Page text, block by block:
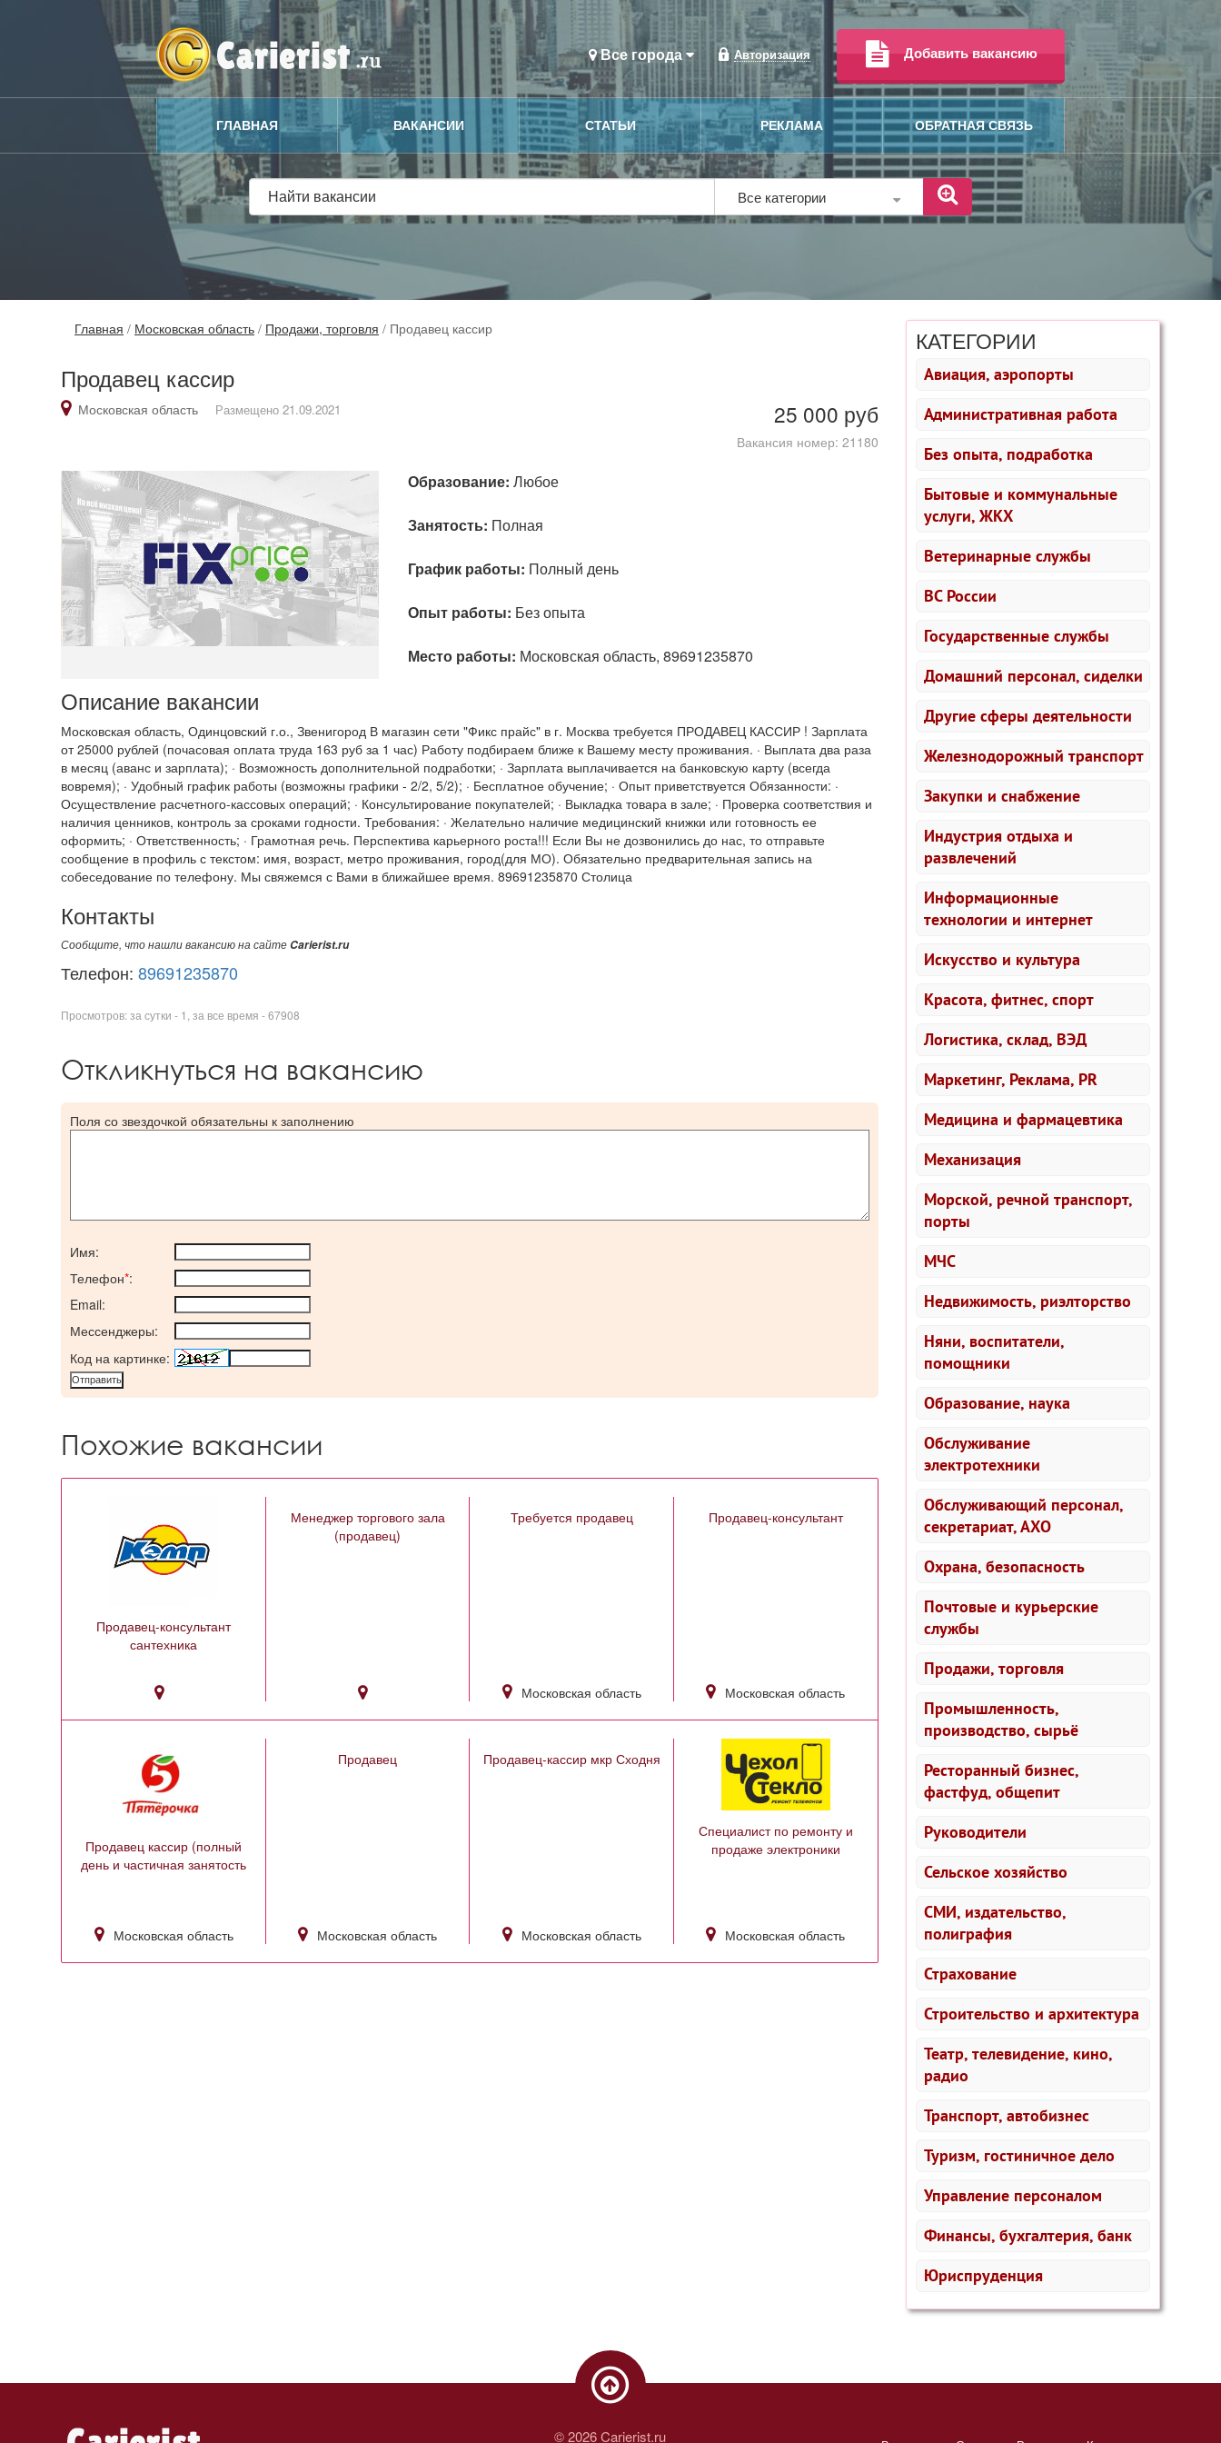
Все города Авторизация Добавить вакансию
ГЛАВНАЯ ВАКАНСИИ СТАТЬИ РЕКЛАМА ОБРАТНАЯ СВЯЗЬ
Все категории
КАТЕГОРИИ
Авиация, аэропорты
Административная работа
Без опыта, подработка
Бытовые и коммунальные
услуги, ЖКХ
Ветеринарные службы
ВС России
Государственные службы
Домашний персонал, сиделки
Другие сферы деятельности
Железнодорожный транспорт
Закупки и снабжение
Индустрия отдыха и
развлечений
Информационные
технологии и интернет
Искусство и культура
Красота, фитнес, спорт
Логистика, склад, ВЭД
Маркетинг, Реклама, PR
Медицина и фармацевтика
Механизация
Морской, речной транспорт,
порты
МЧС
Недвижимость, риэлторство
Няни, воспитатели,
помощники
Образование, наука
Обслуживание
электротехники
Обслуживающий персонал,
секретариат, АХО
Охрана, безопасность
Почтовые и курьерские
службы
Продажи, торговля
Промышленность,
производство, сырьё
Ресторанный бизнес,
фастфуд, общепит
Руководители
Сельское хозяйство
СМИ, издательство,
полиграфия
Страхование
Строительство и архитектура
Театр, телевидение, кино,
радио
Транспорт, автобизнес
Туризм, гостиничное дело
Управление персоналом
Финансы, бухгалтерия, банк
Юриспруденция
Главная / Московская область / Продажи, торговля / Продавец кассир
Продавец кассир
Московская область Размещено 21.09.2021 25 000 руб
Вакансия номер: 21180
Образование: Любое
Занятость: Полная
График работы: Полный день
Опыт работы: Без опыта
Место работы: Московская область, 89691235870
Описание вакансии
Московская область, Одинцовский г.о., Звенигород В магазин сети "Фикс прайс" в г. Москва требуется ПРОДАВЕЦ КАССИР ! Зарплата
от 25000 рублей (почасовая оплата труда 163 руб за 1 час) Работу подбираем ближе к Вашему месту проживания. · Выплата два раза
в месяц (аванс и зарплата); · Возможность дополнительной подработки; · Зарплата выплачивается на банковскую карту (всегда
вовремя); · Удобный график работы (возможны графики - 2/2, 5/2); · Бесплатное обучение; · Опыт приветствуется Обязанности: ·
Осуществление расчетного-кассовых операций; · Консультирование покупателей; · Выкладка товара в зале; · Проверка соответствия и
наличия ценников, контроль за сроками годности. Требования: · Желательно наличие медицинский книжки или готовность ее
оформить; · Ответственность; · Грамотная речь. Перспектива карьерного роста!!! Если Вы не дозвонились до нас, то отправьте
сообщение в профиль с текстом: имя, возраст, метро проживания, город(для МО). Обязательно предварительная запись на
собеседование по телефону. Мы свяжемся с Вами в ближайшее время. 89691235870 Столица
Контакты
Сообщите, что нашли вакансию на сайте Carierist.ru
Телефон: 89691235870
Просмотров: за сутки - 1, за все время - 67908
Откликнуться на вакансию
Поля со звездочкой обязательны к заполнению
Имя:
Телефон*:
Email:
Мессенджеры:
Код на картинке:
Похожие вакансии
Продавец-консультант
сантехника
Менеджер торгового зала
(продавец)
Требуется продавец
Московская область
Продавец-консультант
Московская область
Продавец кассир (полный
день и частичная занятость
Московская область
Продавец
Московская область
Продавец-кассир мкр Сходня
Московская область
Специалист по ремонту и
продаже электроники
Московская область
© 2026 Carierist.ru